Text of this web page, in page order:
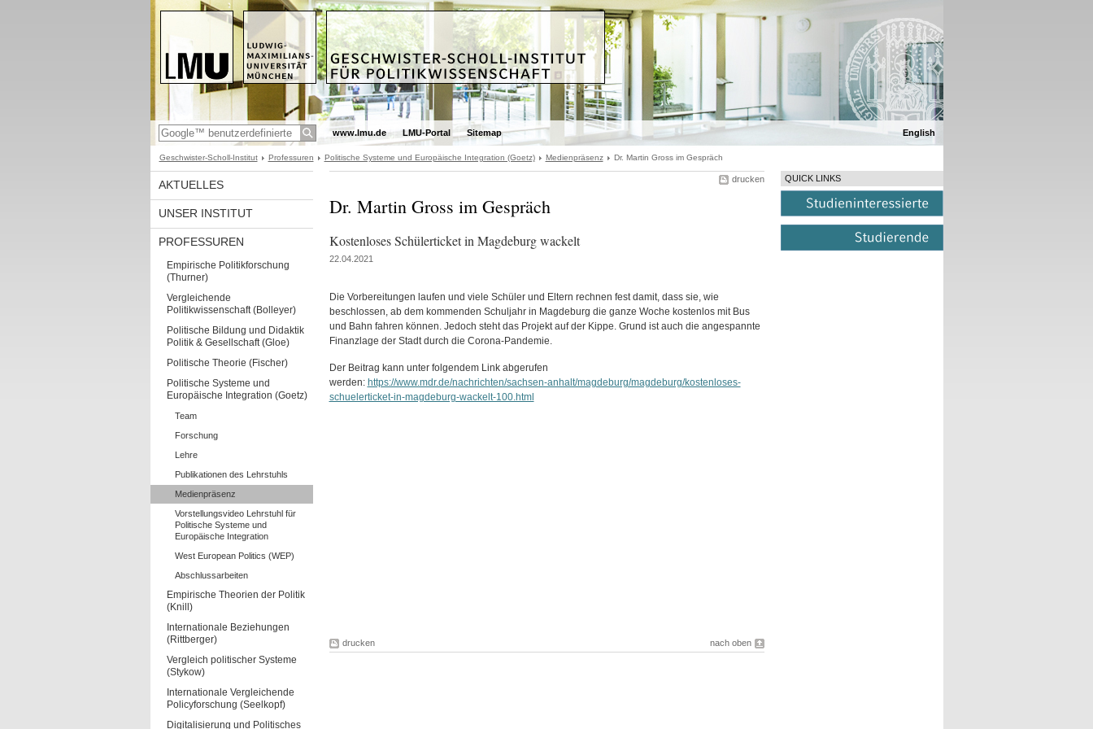
www.lmu.de LMU-Portal Sitemap English
Geschwister-Scholl-Institut Professuren Politische Systeme und Europäische Integration (Goetz) Medienpräsenz Dr. Martin Gross im Gespräch
AKTUELLES
UNSER INSTITUT
PROFESSUREN
Empirische Politikforschung
(Thurner)
Vergleichende
Politikwissenschaft (Bolleyer)
Politische Bildung und Didaktik
Politik & Gesellschaft (Gloe)
Politische Theorie (Fischer)
Politische Systeme und
Europäische Integration (Goetz)
Team
Forschung
Lehre
Publikationen des Lehrstuhls
Medienpräsenz
Vorstellungsvideo Lehrstuhl für
Politische Systeme und
Europäische Integration
West European Politics (WEP)
Abschlussarbeiten
Empirische Theorien der Politik
(Knill)
Internationale Beziehungen
(Rittberger)
Vergleich politischer Systeme
(Stykow)
Internationale Vergleichende
Policyforschung (Seelkopf)
Digitalisierung und Politisches
drucken
Dr. Martin Gross im Gespräch
Kostenloses Schülerticket in Magdeburg wackelt
22.04.2021
Die Vorbereitungen laufen und viele Schüler und Eltern rechnen fest damit, dass sie, wie
beschlossen, ab dem kommenden Schuljahr in Magdeburg die ganze Woche kostenlos mit Bus
und Bahn fahren können. Jedoch steht das Projekt auf der Kippe. Grund ist auch die angespannte
Finanzlage der Stadt durch die Corona-Pandemie.
Der Beitrag kann unter folgendem Link abgerufen
werden: https://www.mdr.de/nachrichten/sachsen-anhalt/magdeburg/magdeburg/kostenloses-
schuelerticket-in-magdeburg-wackelt-100.html
drucken nach oben
QUICK LINKS